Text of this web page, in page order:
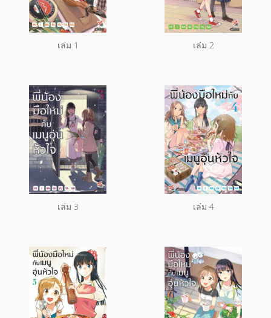
เล่ม 1 เล่ม 2
เล่ม 3 เล่ม 4